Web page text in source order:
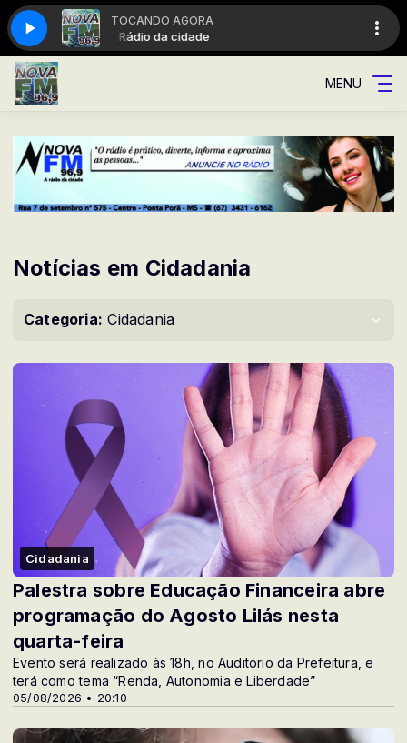
TOCANDO AGORA
A Rádio da cidade
MENU
Notícias em Cidadania
Categoria: Cidadania
Cidadania
05/08/2026 • 20:10
Palestra sobre Educação Financeira abre
programação do Agosto Lilás nesta
quarta-feira
Evento será realizado às 18h, no Auditório da Prefeitura, e
terá como tema “Renda, Autonomia e Liberdade”